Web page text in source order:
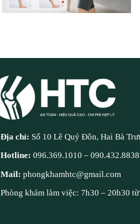
Địa chỉ: Số 10 Lê Quý Đôn, Hai Bà
Hotline:096.369.1010 –090.432.8838
Mail:phongkhamhtc@gmail.com
Phòng khám làm việc: 7h30 – 20h30